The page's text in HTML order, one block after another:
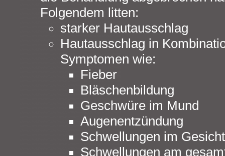
Folgendem litten:
starker Hautausschlag
Hautausschlag in
Symptomen wie:
Fieber
Bläschenbildung
Geschwüre im Mund
Augenentzündung
Schwellungen im Gesicht
Schwellungen am